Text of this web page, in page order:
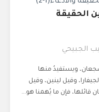
بين الحقيقة
الجبيحي
ويستفيدُ منها
وقيل لينين، وقيل
قائلها، فإن ما يُهمنا هو...